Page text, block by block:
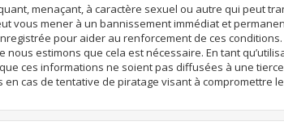
menaçant, à caractère sexuel ou autre qui peut
vous mener à un bannissement immédiat et
pour aider au renforcement de ces
estimons que cela est nécessaire. En tant
ces informations ne soient pas diffusées à une
cas de tentative de piratage visant à compromettre